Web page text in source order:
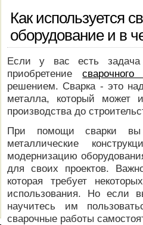
Как используется
оборудование и в
Если у вас есть задача
приобретениесварочного
решением. Сварка - это
металла, который может
производства до
При помощи сварки вы
металлические
модернизацию
для своих проектов.
которая требует
использования. Но если
научитесь им
сварочные работы